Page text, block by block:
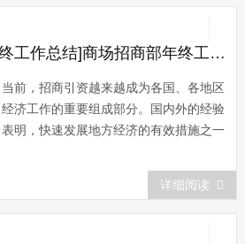
下，我认真坚持正确的工作指导思想，树
[商场招商人员的年终工作总结]商场招商部年终工作总结
当前，招商引资越来越成为各国、各地区
经济工作的重要组成部分。国内外的经验
表明，快速发展地方经济的有效措施之一
场招商部年终工作总结，希望对大家有所
帮助。商场招商部年终工作总结范文
一 商百购物休闲广场招商部，于201x
年7月中旬在商百开发商的筹备下组建。
详细阅读